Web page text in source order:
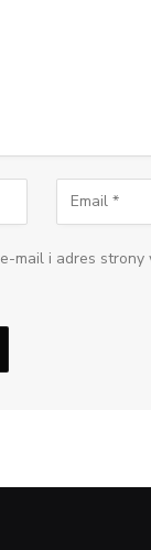
mail i adres